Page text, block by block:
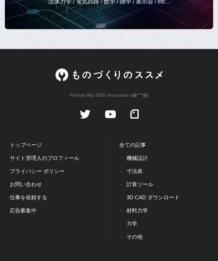
Follow My SNS Accounts (◍ᐡᐤᐡ◍)
トップページ
サイト管理人のプロフィール
プライバシー ポリシー
お問い合わせ
仕事を依頼する
広告募集中
全ての記事
機械設計
寸法表
計算ツール
3D CAD ダウンロード
材料力学
力学
その他